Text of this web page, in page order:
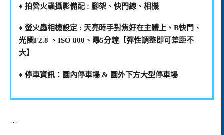
♦️ 拍營火蟲攝影備配 : 腳架、快門線、相機
♦️ 螢火蟲相機設定 : 天亮時手對焦好在主體上、B快門、
光圈F2.8 、ISO 800、曝5分鐘【彈性調整即可差距不
大】
♦️ 停車資訊：園內停車場 & 園外下方大型停車場
…